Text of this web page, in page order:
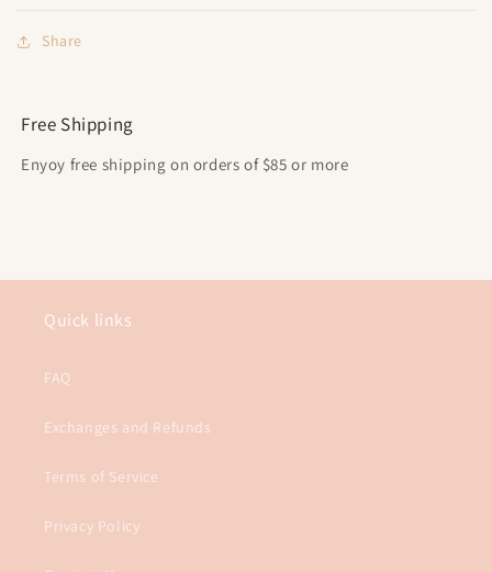
Share
Free Shipping
Enyoy free shipping on orders of $85 or more
Quick links
FAQ
Exchanges and Refunds
Terms of Service
Privacy Policy